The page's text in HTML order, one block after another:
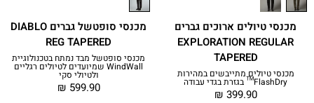
מכנסי טיולים ארוכים גברים
EXPLORATION REGULAR
TAPERED
מכנסי טיולים מתייבשים במהירות
FlashDry™ בגזרת בגדי עבודה
₪ 399.90
מכנסי סופטשל גברים DIABLO
REG TAPERED
מכנסי סופטשל מבד נמתח בטכנולוגיית
WindWall שמיועדים לטיולים רגליים
ולטיולי סקי
₪ 599.90